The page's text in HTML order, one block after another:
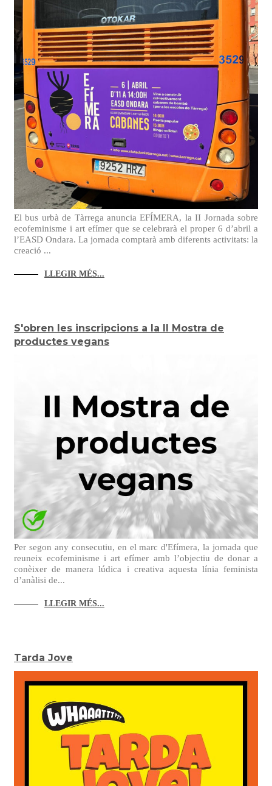
El bus urbà de Tàrrega anuncia EFÍMERA, la II Jornada sobre
ecofeminisme i art efímer que se celebrarà el proper 6 d’abril a
l’EASD Ondara. La jornada comptarà amb diferents activitats: la
creació ...
LLEGIR MÉS...
S'obren les inscripcions a la II Mostra de
productes vegans
Per segon any consecutiu, en el marc d'Efímera, la jornada que
reuneix ecofeminisme i art efímer amb l’objectiu de donar a
conèixer de manera lúdica i creativa aquesta línia feminista
d’anàlisi de...
LLEGIR MÉS...
Tarda Jove